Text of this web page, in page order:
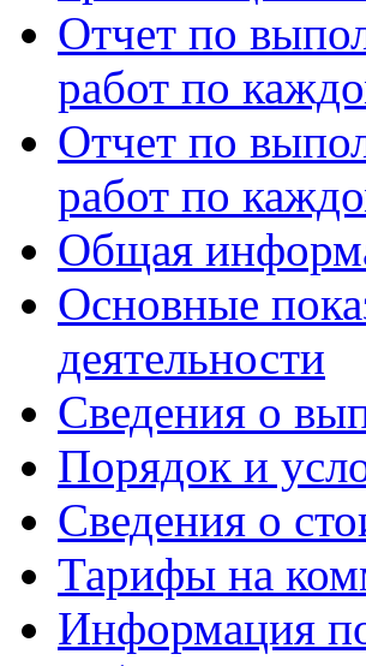
Отчет по
работ по
Отчет по
работ по
Общая
Основные
деятельности
Сведения о
Порядок и
Сведения о
Тарифы на
Информация